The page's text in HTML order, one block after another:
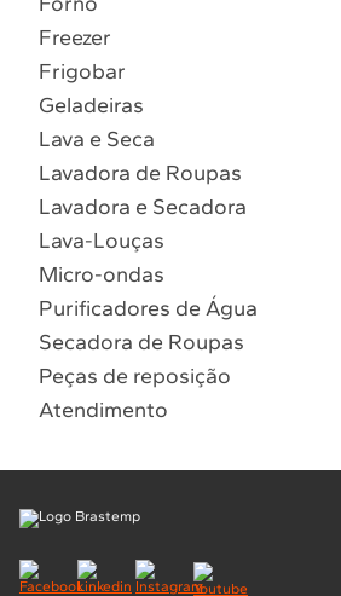
Localizar
Freezer
Frigobar
Geladeiras
Lava e Seca
Lavadora de Roupas
Lavadora e Secadora
Lava-Louças
Micro-ondas
Purificadores de Água
Secadora de Roupas
Peças de reposição
Atendimento